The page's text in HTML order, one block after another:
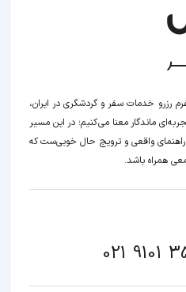
رزرو خدمات سفر و گردشگری در ایران،
ماندگار معنا می‌کنیم؛ در این مسیر‍
راهنمای واقعی و ترویج حال خوبی‌ست که
همراه باشد.
021 9101